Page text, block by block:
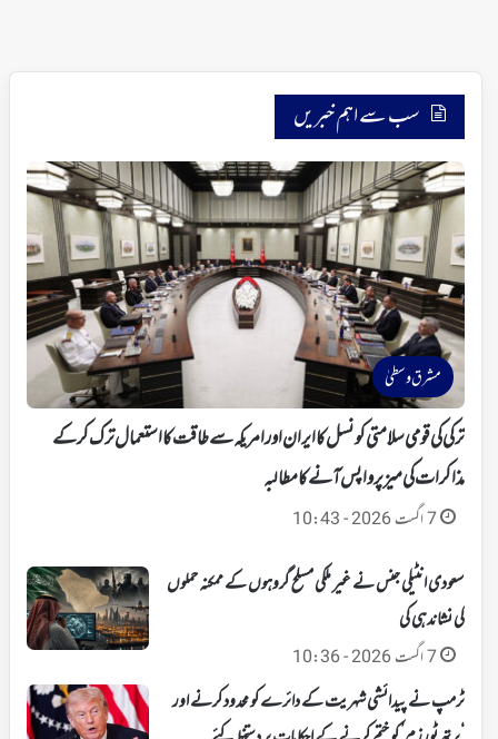
سب سے اہم خبریں
مشرق وسطیٰ
ترکی کی قومی سلامتی کونسل کا ایران اور امریکہ سے طاقت کا استعمال ترک کرکے
مذاکرات کی میز پر واپس آنے کا مطالبہ
7 اگست 2026 - 10:43
سعودی انٹیلی جنس نے غیر ملکی مسلح گروہوں کے ممکنہ حملوں
کی نشاندہی کی
7 اگست 2026 - 10:36
ٹرمپ نے پیدائشی شہریت کے دائرے کو محدود کرنے اور